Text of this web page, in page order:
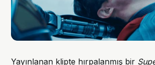
Yayınlanan klipte hırpalanmış bir